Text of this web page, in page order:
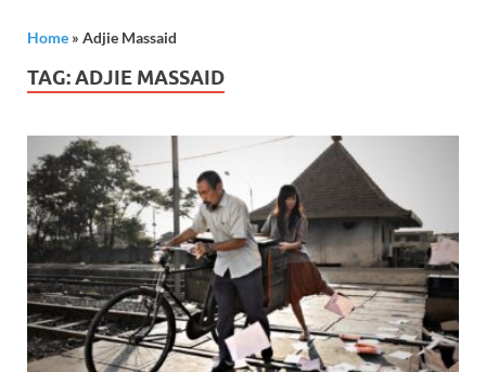
Home » Adjie Massaid
TAG:ADJIE MASSAID